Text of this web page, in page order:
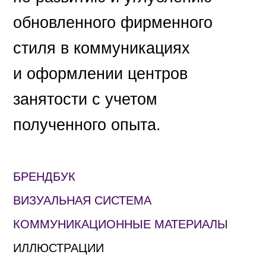
обновленного фирменного
стиля в коммуникациях
и оформлении центров
занятости с учетом
полученного опыта.
БРЕНДБУК
ВИЗУАЛЬНАЯ СИСТЕМА
КОММУНИКАЦИОННЫЕ МАТЕРИАЛЫ
ИЛЛЮСТРАЦИИ